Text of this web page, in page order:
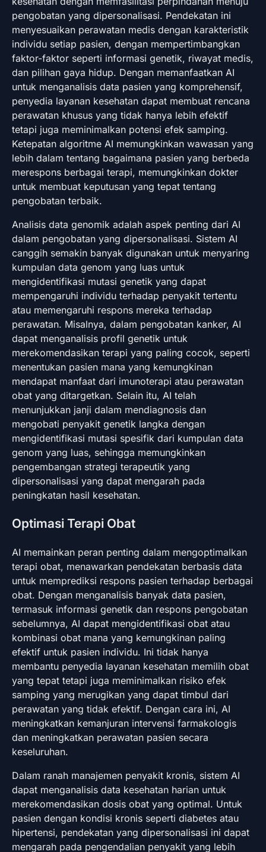
pengobatan yang dipersonalisasi. Pendekatan ini
menyesuaikan perawatan medis dengan karakteristik
individu setiap pasien, dengan mempertimbangkan
faktor-faktor seperti informasi genetik, riwayat medis,
dan pilihan gaya hidup. Dengan memanfaatkan AI
untuk menganalisis data pasien yang komprehensif,
penyedia layanan kesehatan dapat membuat rencana
perawatan khusus yang tidak hanya lebih efektif
tetapi juga meminimalkan potensi efek samping.
Ketepatan algoritme AI memungkinkan wawasan yang
lebih dalam tentang bagaimana pasien yang berbeda
merespons berbagai terapi, memungkinkan dokter
untuk membuat keputusan yang tepat tentang
pengobatan terbaik.
Analisis data genomik adalah aspek penting dari AI
dalam pengobatan yang dipersonalisasi. Sistem AI
canggih semakin banyak digunakan untuk menyaring
kumpulan data genom yang luas untuk
mengidentifikasi mutasi genetik yang dapat
mempengaruhi individu terhadap penyakit tertentu
atau memengaruhi respons mereka terhadap
perawatan. Misalnya, dalam pengobatan kanker, AI
dapat menganalisis profil genetik untuk
merekomendasikan terapi yang paling cocok, seperti
menentukan pasien mana yang kemungkinan
mendapat manfaat dari imunoterapi atau perawatan
obat yang ditargetkan. Selain itu, AI telah
menunjukkan janji dalam mendiagnosis dan
mengobati penyakit genetik langka dengan
mengidentifikasi mutasi spesifik dari kumpulan data
genom yang luas, sehingga memungkinkan
pengembangan strategi terapeutik yang
dipersonalisasi yang dapat mengarah pada
peningkatan hasil kesehatan.
Optimasi Terapi Obat
AI memainkan peran penting dalam mengoptimalkan
terapi obat, menawarkan pendekatan berbasis data
untuk memprediksi respons pasien terhadap berbagai
obat. Dengan menganalisis banyak data pasien,
termasuk informasi genetik dan respons pengobatan
sebelumnya, AI dapat mengidentifikasi obat atau
kombinasi obat mana yang kemungkinan paling
efektif untuk pasien individu. Ini tidak hanya
membantu penyedia layanan kesehatan memilih obat
yang tepat tetapi juga meminimalkan risiko efek
samping yang merugikan yang dapat timbul dari
perawatan yang tidak efektif. Dengan cara ini, AI
meningkatkan kemanjuran intervensi farmakologis
dan meningkatkan perawatan pasien secara
keseluruhan.
Dalam ranah manajemen penyakit kronis, sistem AI
dapat menganalisis data kesehatan harian untuk
merekomendasikan dosis obat yang optimal. Untuk
pasien dengan kondisi kronis seperti diabetes atau
hipertensi, pendekatan yang dipersonalisasi ini dapat
mengarah pada pengendalian penyakit yang lebih